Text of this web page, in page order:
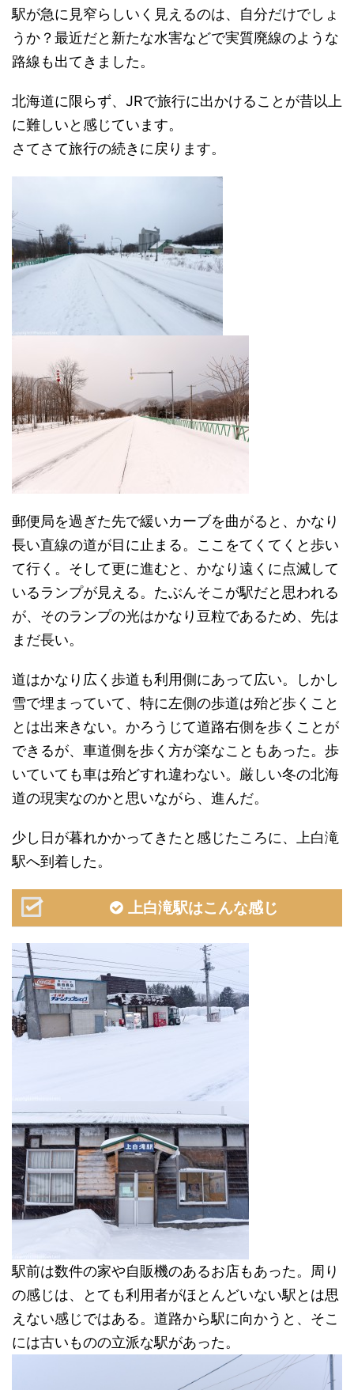
駅が急に見窄らしいく見えるのは、自分だけでしょ
うか？最近だと新たな水害などで実質廃線のような
路線も出てきました。
北海道に限らず、JRで旅行に出かけることが昔以上
に難しいと感じています。
さてさて旅行の続きに戻ります。
郵便局を過ぎた先で緩いカーブを曲がると、かなり
長い直線の道が目に止まる。ここをてくてくと歩い
て行く。そして更に進むと、かなり遠くに点滅して
いるランプが見える。たぶんそこが駅だと思われる
が、そのランプの光はかなり豆粒であるため、先は
まだ長い。
道はかなり広く歩道も利用側にあって広い。しかし
雪で埋まっていて、特に左側の歩道は殆ど歩くこと
とは出来きない。かろうじて道路右側を歩くことが
できるが、車道側を歩く方が楽なこともあった。歩
いていても車は殆どすれ違わない。厳しい冬の北海
道の現実なのかと思いながら、進んだ。
少し日が暮れかかってきたと感じたころに、上白滝
駅へ到着した。
上白滝駅はこんな感じ
駅前は数件の家や自販機のあるお店もあった。周り
の感じは、とても利用者がほとんどいない駅とは思
えない感じではある。道路から駅に向かうと、そこ
には古いものの立派な駅があった。